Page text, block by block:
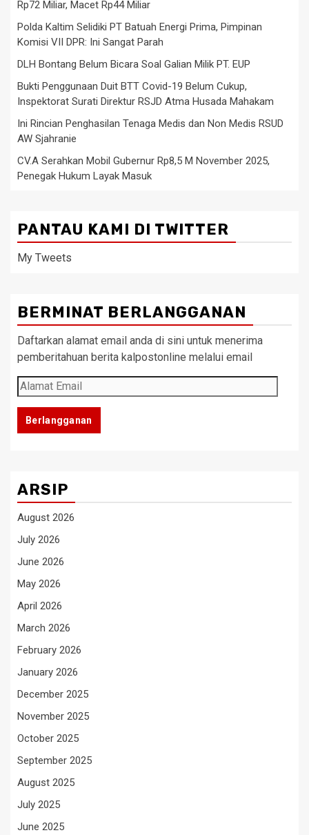
Rp72 Miliar, Macet Rp44 Miliar
Polda Kaltim Selidiki PT Batuah Energi Prima, Pimpinan
Komisi VII DPR: Ini Sangat Parah
DLH Bontang Belum Bicara Soal Galian Milik PT. EUP
Bukti Penggunaan Duit BTT Covid-19 Belum Cukup,
Inspektorat Surati Direktur RSJD Atma Husada Mahakam
Ini Rincian Penghasilan Tenaga Medis dan Non Medis RSUD
AW Sjahranie
CV.A Serahkan Mobil Gubernur Rp8,5 M November 2025,
Penegak Hukum Layak Masuk
PANTAU KAMI DI TWITTER
My Tweets
BERMINAT BERLANGGANAN
Daftarkan alamat email anda di sini untuk menerima
pemberitahuan berita kalpostonline melalui email
Alamat
Email
Berlangganan
ARSIP
August 2026
July 2026
June 2026
May 2026
April 2026
March 2026
February 2026
January 2026
December 2025
November 2025
October 2025
September 2025
August 2025
July 2025
June 2025